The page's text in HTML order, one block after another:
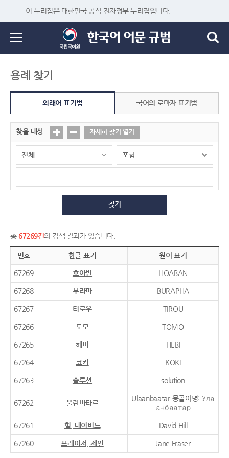
이 누리집은 대한민국 공식 전자정부 누리집입니다.
용례 찾기
외래어 표기법 국어의 로마자 표기법
찾을 대상 자세히 찾기 열기
찾기
총 67269건의 검색 결과가 있습니다.
번호 한글 표기 원어 표기
67269 호아반 HOABAN
67268 부라파 BURAPHA
67267 티로우 TIROU
67266 도모 TOMO
67265 헤비 HEBI
67264 코키 KOKI
67263 솔루션 solution
67262 울란바타르
Ulaanbaatar 몽골어명: Ула
анбаатар
67261 힐, 데이비드 David Hill
67260 프레이저, 제인 Jane Fraser